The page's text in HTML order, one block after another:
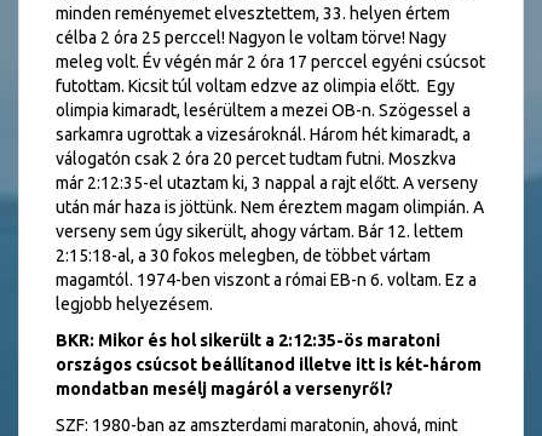
minden reményemet elvesztettem, 33. helyen értem
célba 2 óra 25 perccel! Nagyon le voltam törve! Nagy
meleg volt. Év végén már 2 óra 17 perccel egyéni csúcsot
futottam. Kicsit túl voltam edzve az olimpia előtt. Egy
olimpia kimaradt, lesérültem a mezei OB-n. Szögessel a
sarkamra ugrottak a vizesároknál. Három hét kimaradt, a
válogatón csak 2 óra 20 percet tudtam futni. Moszkva
már 2:12:35-el utaztam ki, 3 nappal a rajt előtt. A verseny
után már haza is jöttünk. Nem éreztem magam olimpián. A
verseny sem úgy sikerült, ahogy vártam. Bár 12. lettem
2:15:18-al, a 30 fokos melegben, de többet vártam
magamtól. 1974-ben viszont a római EB-n 6. voltam. Ez a
legjobb helyezésem.
BKR: Mikor és hol sikerült a 2:12:35-ös maratoni
országos csúcsot beállítanod illetve itt is két-három
mondatban mesélj magáról a versenyről?
SZF: 1980-ban az amszterdami maratonin, ahová, mint